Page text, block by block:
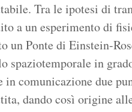
Tra le ipotesi di
a un esperimento di
un Ponte di Einstein-
spaziotemporale in
in comunicazione due
dando così origine